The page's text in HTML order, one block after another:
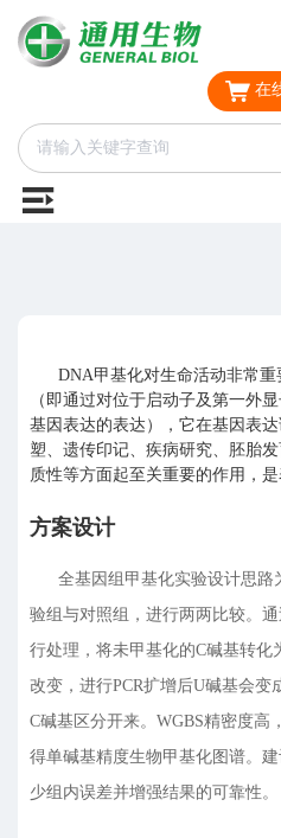
在
DNA甲基化对生命活动非常重
（即通过对位于启动子及第一外
基因表达的表达），它在基因表
塑、遗传印记、疾病研究、胚胎
质性等方面起至关重要的作用，是
方案设计
全基因组甲基化实验设计思路
验组与对照组，进行两两比较。
行处理，将未甲基化的C碱基转化
改变，进行PCR扩增后U碱基会
C碱基区分开来。WGBS精密度高
得单碱基精度生物甲基化图谱。
少组内误差并增强结果的可靠性。